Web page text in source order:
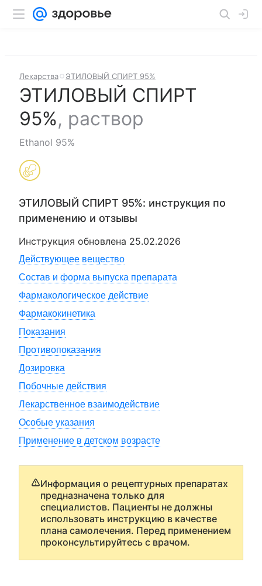
Лекарства ЭТИЛОВЫЙ СПИРТ 95%
ЭТИЛОВЫЙ СПИРТ
95%, раствор
Ethanol 95%
ЭТИЛОВЫЙ СПИРТ 95%: инструкция по
применению и отзывы
Инструкция обновлена 25.02.2026
Действующее вещество
Состав и форма выпуска препарата
Фармакологическое действие
Фармакокинетика
Показания
Противопоказания
Дозировка
Побочные действия
Лекарственное взаимодействие
Особые указания
Применение в детском возрасте
Информация о рецептурных препаратах
предназначена только для
специалистов. Пациенты не должны
использовать инструкцию в качестве
плана самолечения. Перед применением
проконсультируйтесь с врачом.